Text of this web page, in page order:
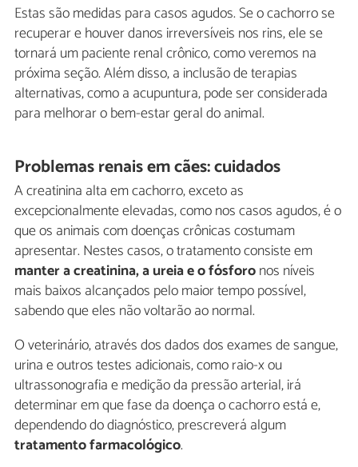
Estas são medidas para casos agudos. Se o cachorro se
recuperar e houver danos irreversíveis nos rins, ele se
tornará um paciente renal crônico, como veremos na
próxima seção. Além disso, a inclusão de terapias
alternativas, como a acupuntura, pode ser considerada
para melhorar o bem-estar geral do animal.
Problemas renais em cães: cuidados
A creatinina alta em cachorro, exceto as
excepcionalmente elevadas, como nos casos agudos, é o
que os animais com doenças crônicas costumam
apresentar. Nestes casos, o tratamento consiste em
manter a creatinina, a ureia e o fósforonos níveis
mais baixos alcançados pelo maior tempo possível,
sabendo que eles não voltarão ao normal.
O veterinário, através dos dados dos exames de sangue,
urina e outros testes adicionais, como raio-x ou
ultrassonografia e medição da pressão arterial, irá
determinar em que fase da doença o cachorro está e,
dependendo do diagnóstico, prescreverá algum
tratamento farmacológico.